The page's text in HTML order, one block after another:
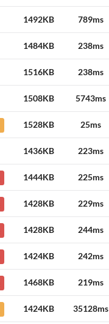
1492KB 789ms
1484KB 238ms
1516KB 238ms
1508KB 5743ms
1528KB 25ms
1436KB 223ms
1444KB 225ms
1428KB 229ms
1428KB 244ms
1424KB 242ms
1468KB 219ms
1424KB 35128ms